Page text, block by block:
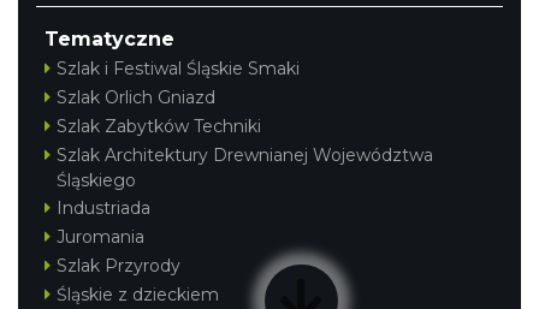
Tematyczne
Szlak i Festiwal Śląskie Smaki
Szlak Orlich Gniazd
Szlak Zabytków Techniki
Szlak Architektury Drewnianej Województwa
Śląskiego
Industriada
Juromania
Szlak Przyrody
Śląskie z dzieckiem